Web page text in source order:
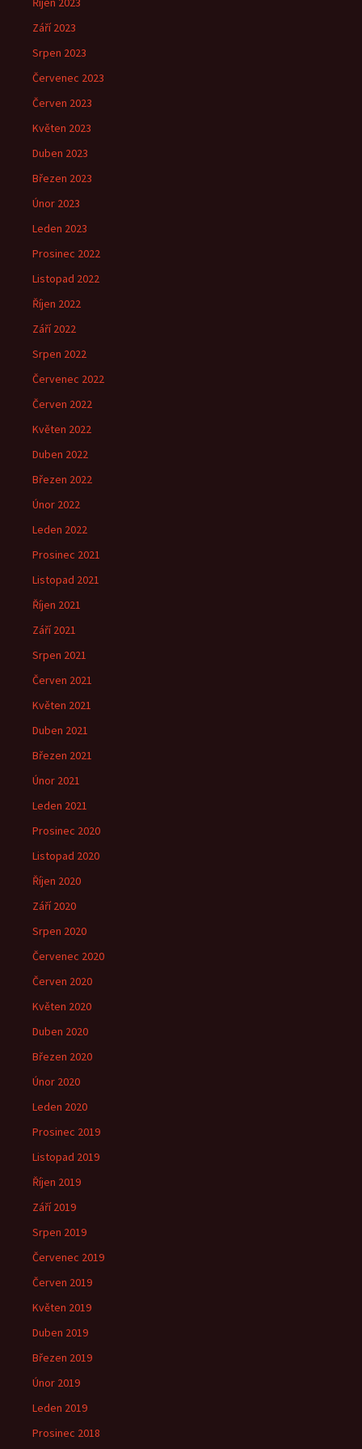
Září 2023
Srpen 2023
Červenec 2023
Červen 2023
Květen 2023
Duben 2023
Březen 2023
Únor 2023
Leden 2023
Prosinec 2022
Listopad 2022
Říjen 2022
Září 2022
Srpen 2022
Červenec 2022
Červen 2022
Květen 2022
Duben 2022
Březen 2022
Únor 2022
Leden 2022
Prosinec 2021
Listopad 2021
Říjen 2021
Září 2021
Srpen 2021
Červen 2021
Květen 2021
Duben 2021
Březen 2021
Únor 2021
Leden 2021
Prosinec 2020
Listopad 2020
Říjen 2020
Září 2020
Srpen 2020
Červenec 2020
Červen 2020
Květen 2020
Duben 2020
Březen 2020
Únor 2020
Leden 2020
Prosinec 2019
Listopad 2019
Říjen 2019
Září 2019
Srpen 2019
Červenec 2019
Červen 2019
Květen 2019
Duben 2019
Březen 2019
Únor 2019
Leden 2019
Prosinec 2018